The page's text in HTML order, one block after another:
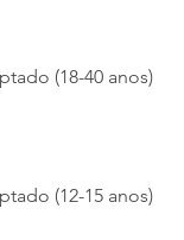
(18-40 anos)
(12-15 anos)